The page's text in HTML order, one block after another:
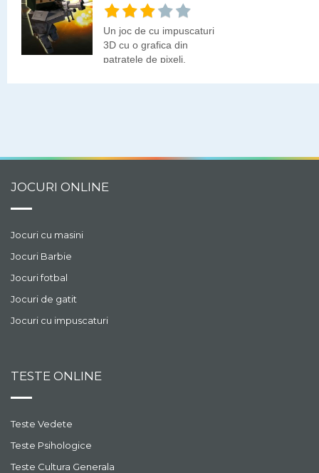
Un joc de cu impuscaturi
3D cu o grafica din
patratele de pixeli.
JOCURI ONLINE
Jocuri cu masini
Jocuri Barbie
Jocuri fotbal
Jocuri de gatit
Jocuri cu impuscaturi
TESTE ONLINE
Teste Vedete
Teste Psihologice
Teste Cultura Generala